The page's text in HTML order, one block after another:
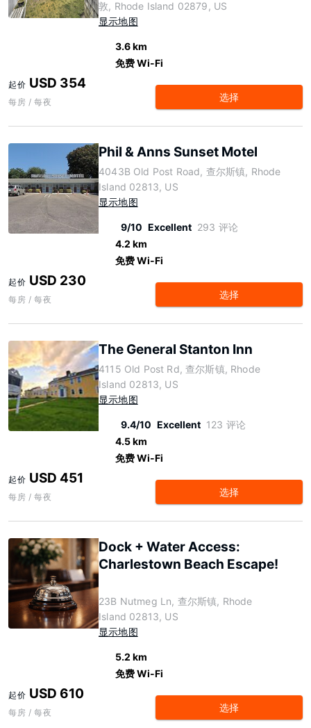
敦, Rhode Island 02879, US
显示地图
3.6 km
免费 Wi-Fi
起价 USD 354
每房 / 每夜 选择
Phil & Anns Sunset Motel
4043B Old Post Road, 查尔斯镇, Rhode
Island 02813, US
显示地图
9/10 Excellent 293 评论
4.2 km
免费 Wi-Fi
起价 USD 230
每房 / 每夜 选择
The General Stanton Inn
4115 Old Post Rd, 查尔斯镇, Rhode
Island 02813, US
显示地图
9.4/10 Excellent 123 评论
4.5 km
免费 Wi-Fi
起价 USD 451
每房 / 每夜 选择
Dock + Water Access:
Charlestown Beach Escape!
23B Nutmeg Ln, 查尔斯镇, Rhode
Island 02813, US
显示地图
5.2 km
免费 Wi-Fi
起价 USD 610
每房 / 每夜 选择